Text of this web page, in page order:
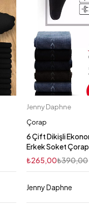
Jenny Daphne
Çorap
6 Çift Dikişli
Erkek Soket Çorap
₺390,00
₺265,00
Jenny Daphne